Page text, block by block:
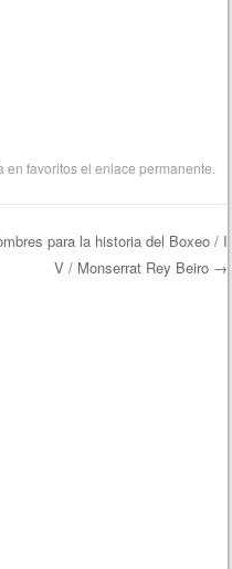
en favoritos elenlace permanente
para la historia del Boxeo / I
V / Monserrat Rey Beiro →